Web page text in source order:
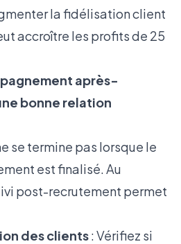
la fidélisation client
accroître les profits de 25
après-
bonne relation
se termine pas lorsque le
est finalisé. Au
post-recrutement permet
des clients: Vérifiez si